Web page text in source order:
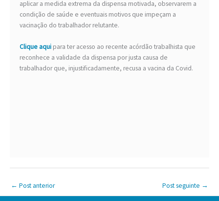
aplicar a medida extrema da dispensa motivada, observarem a
condição de saúde e eventuais motivos que impeçam a
vacinação do trabalhador relutante.
Clique aqui para ter acesso ao recente acórdão trabalhista que
reconhece a validade da dispensa por justa causa de
trabalhador que, injustificadamente, recusa a vacina da Covid.
← Post anterior Post seguinte →